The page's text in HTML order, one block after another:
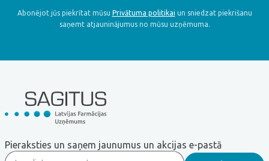
Abonējot jūs piekrītat mūsu Privātuma politikai un sniedzat piekrišanu
saņemt atjauninājumus no mūsu uzņēmuma.
Pieraksties un saņem jaunumus un akcijas e-pastā